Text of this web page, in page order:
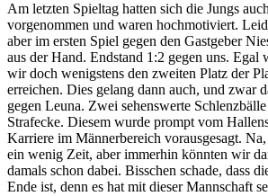
Am letzten Spieltag hatten sich die Jungs
vorgenommen und waren hochmotiviert.
aber im ersten Spiel gegen den Gastgeber
aus der Hand. Endstand 1:2 gegen uns. Egal
wir doch wenigstens den zweiten Platz der
erreichen. Dies gelang dann auch, und zwar
gegen Leuna. Zwei sehenswerte
Strafecke. Diesem wurde prompt vom
Karriere im Männerbereich vorausgesagt.
ein wenig Zeit, aber immerhin könnten wir
damals schon dabei. Bisschen schade, dass
Ende ist, denn es hat mit dieser Mannschaft